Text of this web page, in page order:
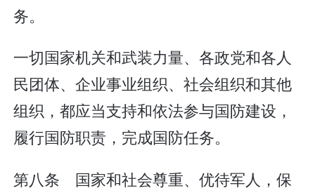
务。
一切国家机关和武装力量、各政党和各人
民团体、企业事业组织、社会组织和其他
组织，都应当支持和依法参与国防建设，
履行国防职责，完成国防任务。
第八条 国家和社会尊重、优待军人，保